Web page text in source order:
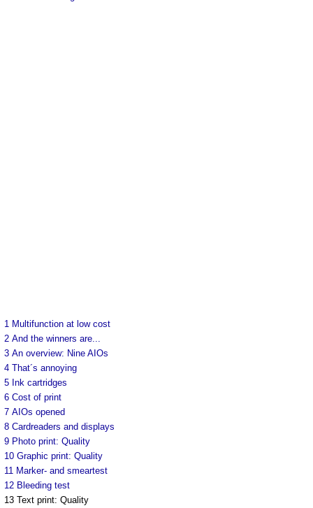
1 Multifunction at low cost
2 And the winners are...
3 An overview: Nine AIOs
4 That´s annoying
5 Ink cartridges
6 Cost of print
7 AIOs opened
8 Cardreaders and displays
9 Photo print: Quality
10 Graphic print: Quality
11 Marker- and smeartest
12 Bleeding test
13 Text print: Quality